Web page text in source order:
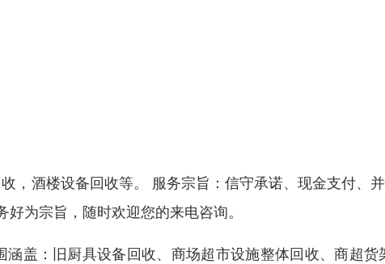
，酒楼设备回收等。 服务宗旨：信守承诺、现金支付、
为宗旨，随时欢迎您的来电咨询。
盖：旧厨具设备回收、商场超市设施整体回收、商超货